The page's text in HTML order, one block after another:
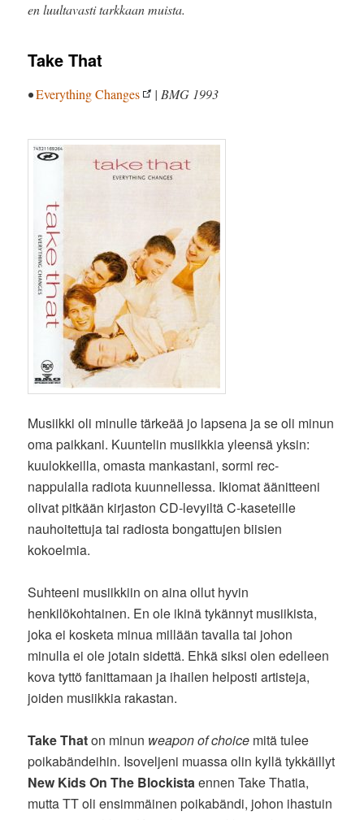
en luultavasti tarkkaan muista.
Take That
•Everything Changes | BMG 1993
Musiikki oli minulle tärkeää jo lapsena ja se oli minun
oma paikkani. Kuuntelin musiikkia yleensä yksin:
kuulokkeilla, omasta mankastani, sormi rec-
nappulalla radiota kuunnellessa. Ikiomat äänitteeni
olivat pitkään kirjaston CD-levyiltä C-kaseteille
nauhoitettuja tai radiosta bongattujen biisien
kokoelmia.
Suhteeni musiikkiin on aina ollut hyvin
henkilökohtainen. En ole ikinä tykännyt musiikista,
joka ei kosketa minua millään tavalla tai johon
minulla ei ole jotain sidettä. Ehkä siksi olen edelleen
kova tyttö fanittamaan ja ihailen helposti artisteja,
joiden musiikkia rakastan.
Take Thaton minun weapon of choice mitä tulee
poikabändeihin. Isoveljeni muassa olin kyllä tykkäillyt
New Kids On The Blockista ennen Take Thatia,
mutta TT oli ensimmäinen poikabändi, johon ihastuin